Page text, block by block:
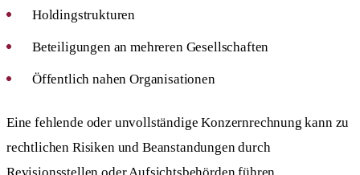
Holdingstrukturen
Beteiligungen an mehreren Gesellschaften
Öffentlich nahen Organisationen
Eine fehlende oder unvollständige Konzernrechnung kann zu
rechtlichen Risiken und Beanstandungen durch